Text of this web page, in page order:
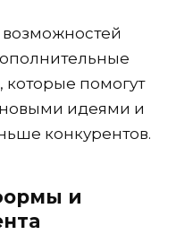
помогут
новыми идеями и
конкурентов.
и